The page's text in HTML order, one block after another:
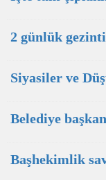
2 günlük
Siyasiler ve
Belediye
Başhekimlik